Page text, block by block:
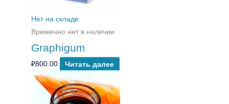
Нет на складе
Временно нет в наличии
Graphigum
₽800.00 Читать далее